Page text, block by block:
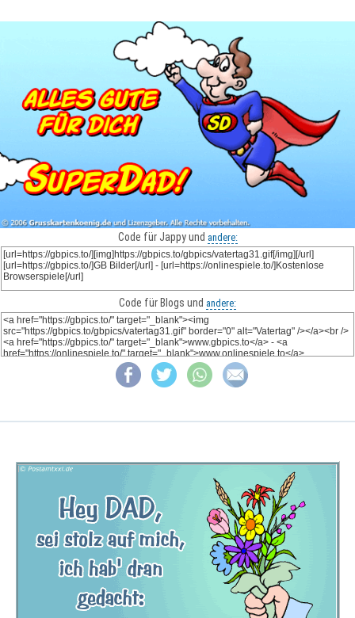
Code für Jappy und andere:
Code für Blogs und andere: